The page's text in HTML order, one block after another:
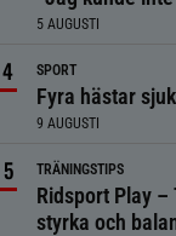
5 AUGUSTI
SPORT
Fyra hästar
9 AUGUSTI
TRÄNINGSTIPS
Ridsport Play
styrka och